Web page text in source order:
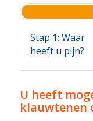
Stap 1: Waar
heeft u pijn?
U heeft